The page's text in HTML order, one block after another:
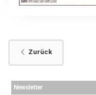
Zurück
Newsletter